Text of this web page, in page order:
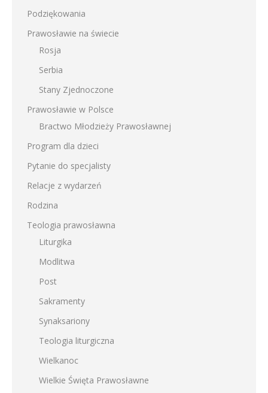
Podziękowania
Prawosławie na świecie
Rosja
Serbia
Stany Zjednoczone
Prawosławie w Polsce
Bractwo Młodzieży Prawosławnej
Program dla dzieci
Pytanie do specjalisty
Relacje z wydarzeń
Rodzina
Teologia prawosławna
Liturgika
Modlitwa
Post
Sakramenty
Synaksariony
Teologia liturgiczna
Wielkanoc
Wielkie Święta Prawosławne